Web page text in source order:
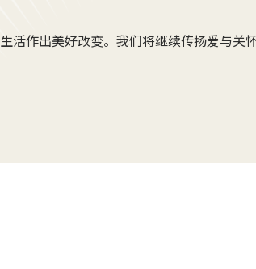
活作出美好改变。我们将继续传扬爱与